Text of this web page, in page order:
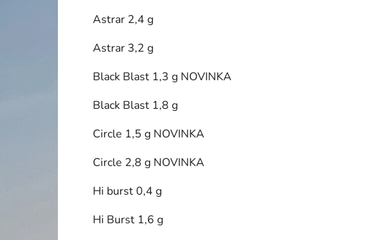
Astrar 2,4 g
Astrar 3,2 g
Black Blast 1,3 g NOVINKA
Black Blast 1,8 g
Circle 1,5 g NOVINKA
Circle 2,8 g NOVINKA
Hi burst 0,4 g
Hi Burst 1,6 g